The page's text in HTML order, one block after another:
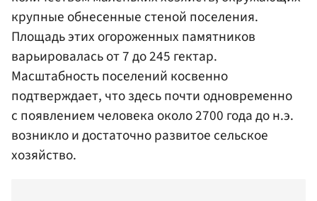
крупные обнесенные стеной поселения.
Площадь этих огороженных памятников
варьировалась от 7 до 245 гектар.
Масштабность поселений косвенно
подтверждает, что здесь почти одновременно
с появлением человека около 2700 года до н.э.
возникло и достаточно развитое сельское
хозяйство.